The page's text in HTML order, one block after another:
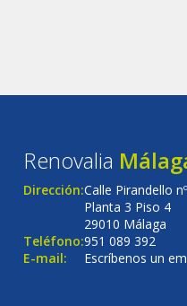
Renovalia
Dirección:Calle Pirandello
Planta 3 Piso 4
29010 Málaga
Teléfono:951 089 392
E-mail:
Escríbenos un